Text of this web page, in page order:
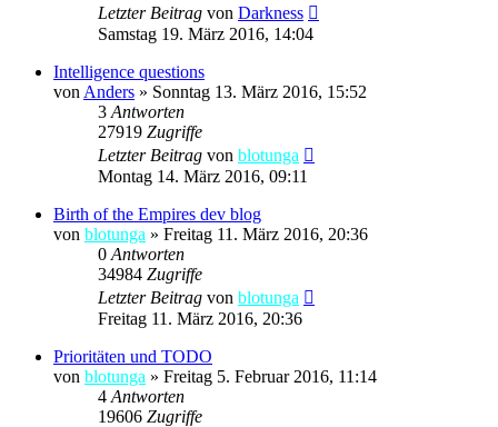
Letzter Beitrag von Darkness
Samstag 19. März 2016, 14:04
Intelligence questions
von Anders » Sonntag 13. März 2016, 15:52
3 Antworten
27919 Zugriffe
Letzter Beitrag von blotunga
Montag 14. März 2016, 09:11
Birth of the Empires dev blog
von blotunga » Freitag 11. März 2016, 20:36
0 Antworten
34984 Zugriffe
Letzter Beitrag von blotunga
Freitag 11. März 2016, 20:36
Prioritäten und TODO
von blotunga » Freitag 5. Februar 2016, 11:14
4 Antworten
19606 Zugriffe